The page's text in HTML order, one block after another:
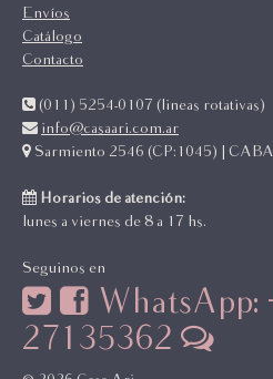
Envíos
Catálogo
Contacto
(011) 5254-0107 (lineas rotativas)
info@casaari.com.ar
Sarmiento 2546 (CP:1045) |
Horarios de atención:
lunes a viernes de 8 a 17 hs.
Seguinos en
WhatsApp:
27135362